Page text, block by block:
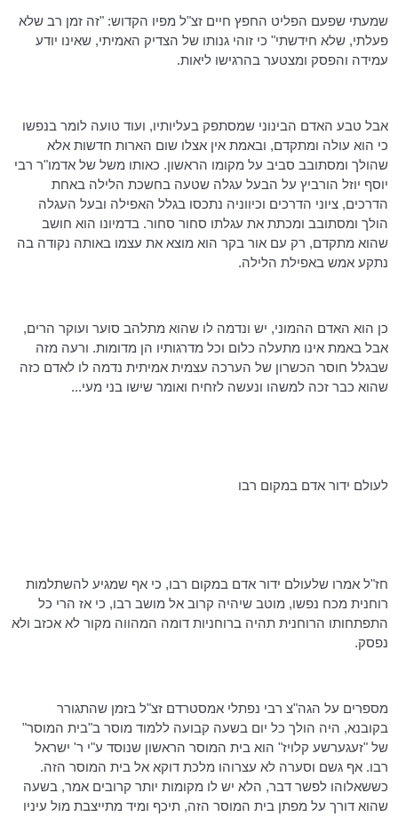
שמעתי שפעם הפליט החפץ חיים זצ"ל מפיו הקדוש: "זה זמן רב שלא
פעלתי, שלא חידשתי" כי זוהי גנותו של הצדיק האמיתי, שאינו יודע
עמידה והפסק ומצטער בהרגישו ליאות.
אבל טבע האדם הבינוני שמסתפק בעליותיו, ועוד טועה לומר בנפשו
כי הוא עולה ומתקדם, ובאמת אין אצלו שום הארות חדשות אלא
שהולך ומסתובב סביב על מקומו הראשון. כאותו משל של אדמו"ר רבי
יוסף יוזל הורביץ על הבעל עגלה שטעה בחשכת הלילה באחת
הדרכים, ציוני הדרכים וכיווניה נתכסו בגלל האפילה ובעל העגלה
הולך ומסתובב ומכתת את עגלתו סחור סחור. בדמיונו הוא חושב
שהוא מתקדם, רק עם אור בקר הוא מוצא את עצמו באותה נקודה בה
נתקע אמש באפילת הלילה.
כן הוא האדם ההמוני, יש ונדמה לו שהוא מתלהב סוער ועוקר הרים,
אבל באמת אינו מתעלה כלום וכל מדרגותיו הן מדומות. ורעה מזה
שבגלל חוסר הכשרון של הערכה עצמית אמיתית נדמה לו לאדם כזה
שהוא כבר זכה למשהו ונעשה לזחיח ואומר שישו בני מעי...
לעולם ידור אדם במקום רבו
חז"ל אמרו שלעולם ידור אדם במקום רבו, כי אף שמגיע להשתלמות
רוחנית מכח נפשו, מוטב שיהיה קרוב אל מושב רבו, כי אז הרי כל
התפתחותו הרוחנית תהיה ברוחניות דומה המהווה מקור לא אכזב ולא
נפסק.
מספרים על הגה"צ רבי נפתלי אמסטרדם זצ"ל בזמן שהתגורר
בקובנא, היה הולך כל יום בשעה קבועה ללמוד מוסר ב"בית המוסר"
של "זעגערשע קלויז" הוא בית המוסר הראשון שנוסד ע"י ר' ישראל
רבו. אף גשם וסערה לא עצרוהו מלכת דוקא אל בית המוסר הזה.
כששאלוהו לפשר דבר, הלא יש לו מקומות יותר קרובים אמר, בשעה
שהוא דורך על מפתן בית המוסר הזה, תיכף ומיד מתייצבת מול עיניו